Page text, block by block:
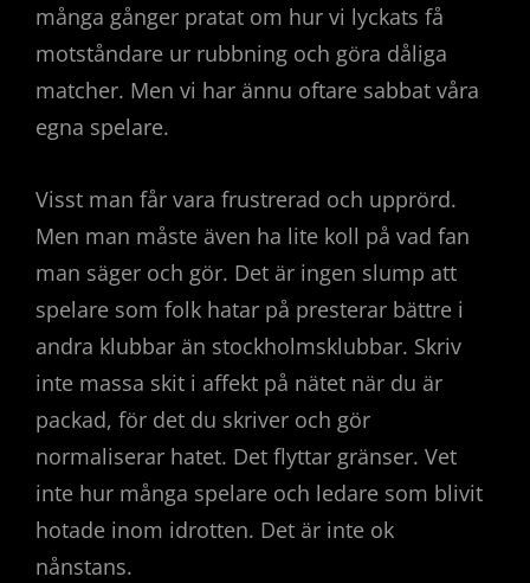
många gånger pratat om hur vi lyckats få
motståndare ur rubbning och göra dåliga
matcher. Men vi har ännu oftare sabbat våra
egna spelare.
Visst man får vara frustrerad och upprörd.
Men man måste även ha lite koll på vad fan
man säger och gör. Det är ingen slump att
spelare som folk hatar på presterar bättre i
andra klubbar än stockholmsklubbar. Skriv
inte massa skit i affekt på nätet när du är
packad, för det du skriver och gör
normaliserar hatet. Det flyttar gränser. Vet
inte hur många spelare och ledare som blivit
hotade inom idrotten. Det är inte ok
nånstans.